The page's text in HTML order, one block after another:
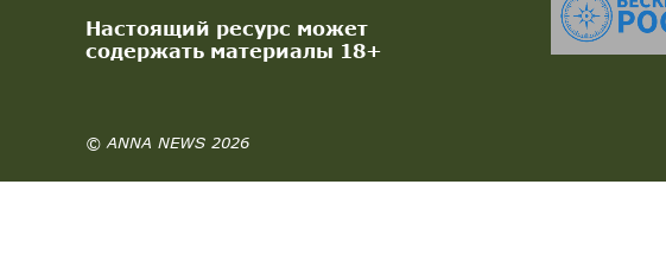
Настоящий ресурс может
содержать материалы 18+
© ANNA NEWS 2026